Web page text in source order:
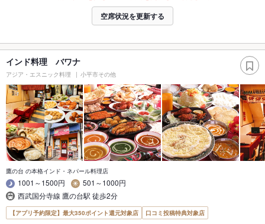
空席状況を更新する
インド料理 バワナ
アジア・エスニック料理 小平市その他
鷹の台 の本格インド・ネパール料理店
1001～1500円
501～1000円
西武国分寺線 鷹の台駅 徒歩2分
【アプリ予約限定】最大350ポイント還元対象店 口コミ投稿特典対象店